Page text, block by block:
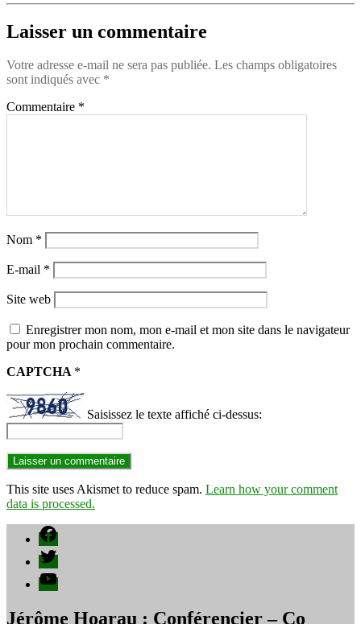
Laisser un commentaire
Votre adresse e-mail ne sera pas publiée. Les champs obligatoires
sont indiqués avec *
Commentaire *
Nom *
E-mail *
Site web
Enregistrer mon nom, mon e-mail et mon site dans le navigateur
pour mon prochain commentaire.
CAPTCHA *
Saisissez le texte affiché ci-dessus:
This site uses Akismet to reduce spam. Learn how your comment
data is processed.
Facebook
Twitter
YouTube
Jérôme Hoarau : Conférencier – Co